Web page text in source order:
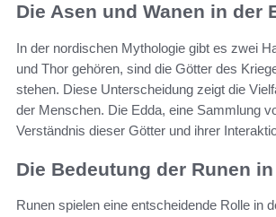
Die Asen und Wanen in der
In der nordischen Mythologie gibt es zwei
und Thor gehören, sind die Götter des
stehen. Diese Unterscheidung zeigt die
der Menschen. Die Edda, eine Sammlung
Verständnis dieser Götter und ihrer
Die Bedeutung der Runen
Runen spielen eine entscheidende Rolle in